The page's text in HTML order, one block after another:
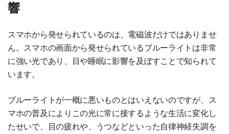
響
スマホから発せられているのは、電磁波だけではありませ
ん。スマホの画面から発せられているブルーライトは非常
に強い光であり、目や睡眠に影響を及ぼすことで知られて
います。
ブルーライトが一概に悪いものとはいえないのですが、ス
マホの普及によりこの光に常に接するような生活に変化し
たせいで、目の疲れや、うつなどといった自律神経失調を